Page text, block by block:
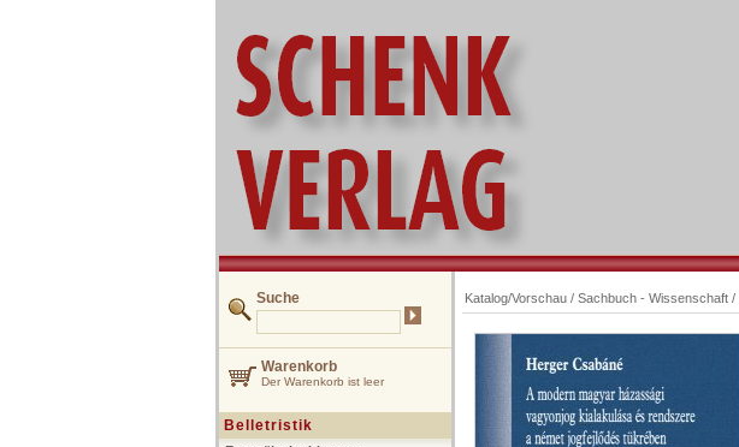
Suche
Warenkorb
Der Warenkorb ist leer
Belletristik
Katalog/Vorschau / Sachbuch - Wissenschaft /